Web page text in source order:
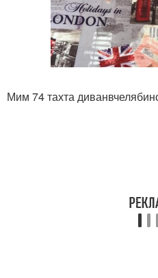
Мим 74 тахта